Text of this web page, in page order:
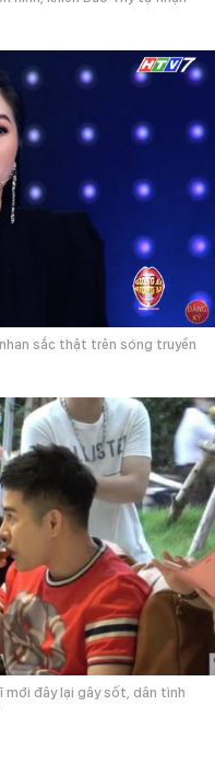
sắc thật trên sóng truyền
mới đây lại gây sốt, dân tình